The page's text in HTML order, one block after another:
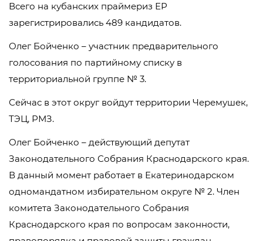
Всего на кубанских праймериз ЕР
зарегистрировались 489 кандидатов.
Олег Бойченко – участник предварительного
голосования по партийному списку в
территориальной группе № 3.
Сейчас в этот округ войдут территории Черемушек,
ТЭЦ, РМЗ.
Олег Бойченко – действующий депутат
Законодательного Собрания Краснодарского края.
В данный момент работает в Екатеринодарском
одномандатном избирательном округе № 2. Член
комитета Законодательного Собрания
Краснодарского края по вопросам законности,